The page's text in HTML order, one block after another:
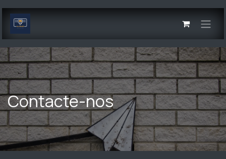
Pular para o conteúdo
Contacte-nos